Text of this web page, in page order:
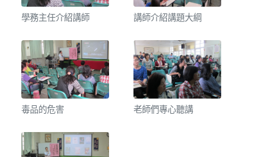
學務主任介紹講師 講師介紹講題大綱
毒品的危害 老師們專心聽講